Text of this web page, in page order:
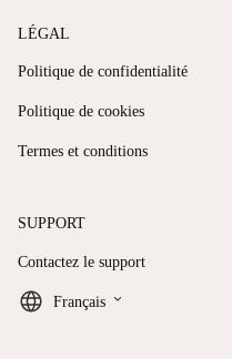
LÉGAL
Politique de confidentialité
Politique de cookies
Termes et conditions
SUPPORT
Contactez le support
Français keyboard_arrow_down